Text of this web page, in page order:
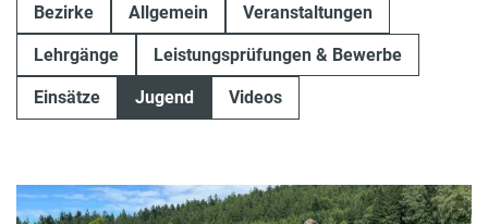
Bezirke Allgemein Veranstaltungen
Lehrgänge Leistungsprüfungen & Bewerbe
Einsätze Jugend Videos